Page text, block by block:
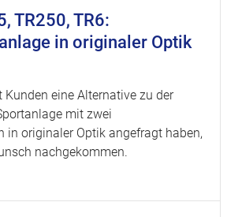
TR250, TR6:
in originaler Optik
Kunden eine Alternative zu der
mit zwei
in originaler Optik angefragt haben,
nachgekommen.